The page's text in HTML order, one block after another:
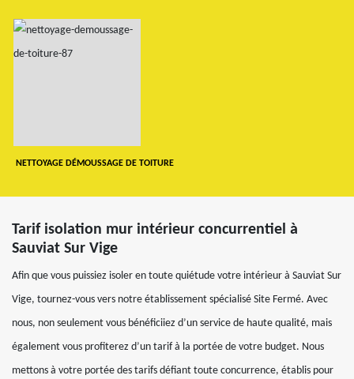
NETTOYAGE DÉMOUSSAGE DE TOITURE
Tarif isolation mur intérieur concurrentiel à
Sauviat Sur Vige
Afin que vous puissiez isoler en toute quiétude votre intérieur à Sauviat Sur
Vige, tournez-vous vers notre établissement spécialisé Site Fermé. Avec
nous, non seulement vous bénéficiiez d’un service de haute qualité, mais
également vous profiterez d’un tarif à la portée de votre budget. Nous
mettons à votre portée des tarifs défiant toute concurrence, établis pour